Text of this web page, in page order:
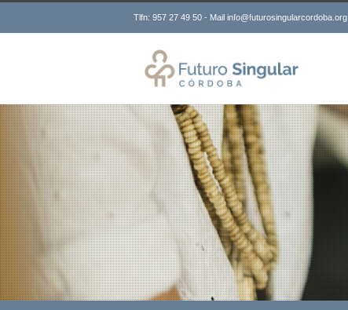
Tlfn: 957 27 49 50 - Mail info@futurosingularcordoba.org